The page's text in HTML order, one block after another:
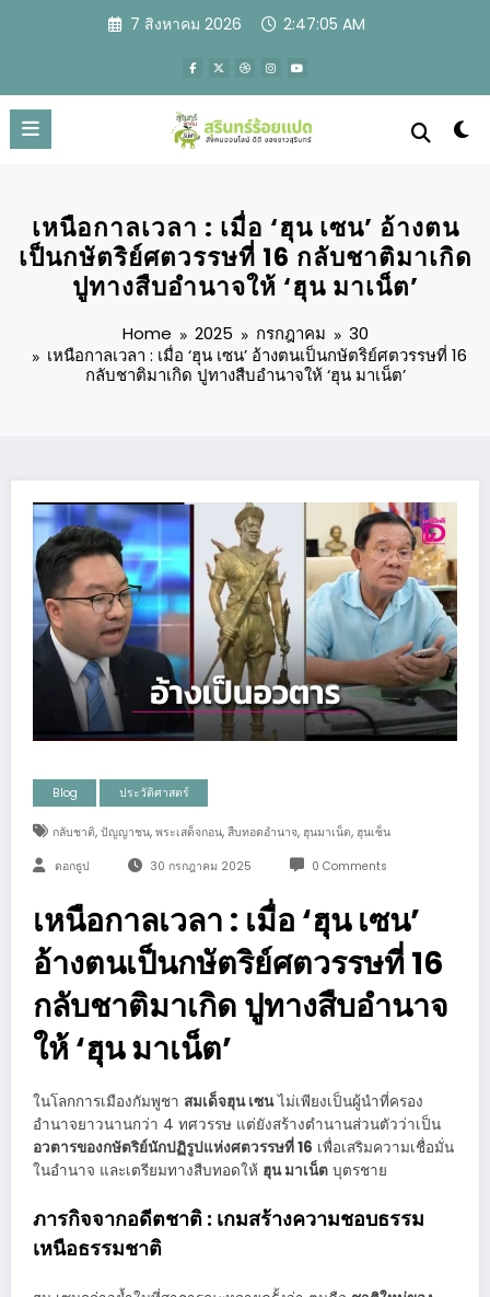
7 สิงหาคม 2026 2:47:07 AM
เหนือกาลเวลา : เมื่อ ‘ฮุน เซน’ อ้างตน
เป็นกษัตริย์ศตวรรษที่ 16 กลับชาติมาเกิด
ปูทางสืบอำนาจให้ ‘ฮุน มาเน็ต’
Home 2025 กรกฎาคม
30
เหนือกาลเวลา : เมื่อ ‘ฮุน เซน’ อ้างตนเป็นกษัตริย์ศตวรรษที่ 16
กลับชาติมาเกิด ปูทางสืบอำนาจให้ ‘ฮุน มาเน็ต’
Blog ประวัติศาสตร์
กลับชาติ, ปัญญาชน, พระเสด็จกอน, สืบทอดอำนาจ, ฮุนมาเน็ต, ฮุนเซ็น
ดอกธูป 30 กรกฎาคม 2025 0 Comments
เหนือกาลเวลา : เมื่อ ‘ฮุน เซน’
อ้างตนเป็นกษัตริย์ศตวรรษที่ 16
กลับชาติมาเกิด ปูทางสืบอำนาจ
ให้ ‘ฮุน มาเน็ต’
ในโลกการเมืองกัมพูชา สมเด็จฮุน เซนไม่เพียงเป็นผู้นำที่ครอง
อำนาจยาวนานกว่า 4 ทศวรรษ แต่ยังสร้างตำนานส่วนตัวว่าเป็น
อวตารของกษัตริย์นักปฏิรูปแห่งศตวรรษที่ 16 เพื่อเสริมความเชื่อมั่น
ในอำนาจ และเตรียมทางสืบทอดให้ ฮุน มาเน็ต บุตรชาย
ภารกิจจากอดีตชาติ : เกมสร้างความชอบธรรม
เหนือธรรมชาติ